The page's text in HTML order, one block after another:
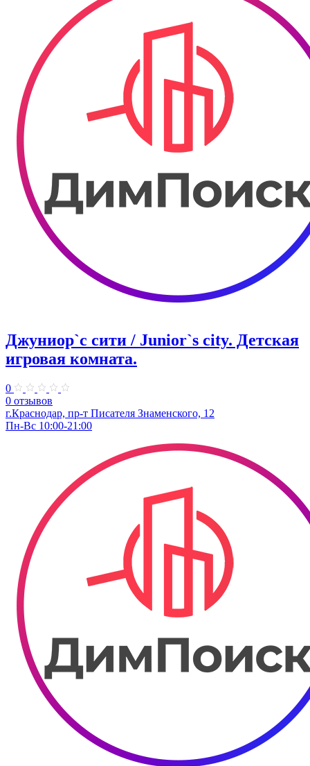
Джуниор`с сити / Junior`s city. ​Детская
игровая комната.
0
0 отзывов
​г.Краснодар, пр-т Писателя Знаменского, 12
Пн-Вс 10:00-21:00